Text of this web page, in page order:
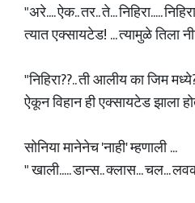
"अरे.... ऐक.. तर.. ते... निहिरा.....
त्यात एक्सायटेड! ... त्यामुळे तिला
"निहिरा??.. ती आलीय का जिम
ऐकून विहान ही एक्सायटेड झाला
सोनिया मानेनेच 'नाही' म्हणाली ...
" खाली..... डान्स.. क्लास... चल...